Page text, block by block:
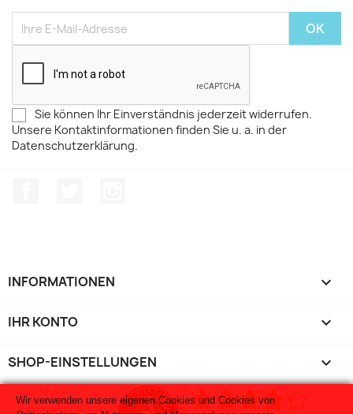
Sie können Ihr Einverständnis jederzeit widerrufen.
Unsere Kontaktinformationen finden Sie u. a. in der
Datenschutzerklärung.
INFORMATIONEN 
IHR KONTO 
SHOP-EINSTELLUNGEN keyboard_arrow_down
Wir verwenden unsere eigenen Cookies und Cookies von